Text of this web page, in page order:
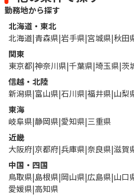
勤務地から探す
北海道・東北
北海道 青森県 岩手県 宮城県 秋田
関東
東京都 神奈川県 千葉県 埼玉県 茨
信越・北陸
新潟県 富山県 石川県 福井県 山梨
東海
岐阜県 静岡県 愛知県 三重県
近畿
大阪府 京都府 兵庫県 奈良県 滋賀
中国・四国
鳥取県 島根県 岡山県 広島県 山口
愛媛県 高知県